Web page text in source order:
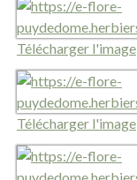
Télécharger l'image
Télécharger l'image